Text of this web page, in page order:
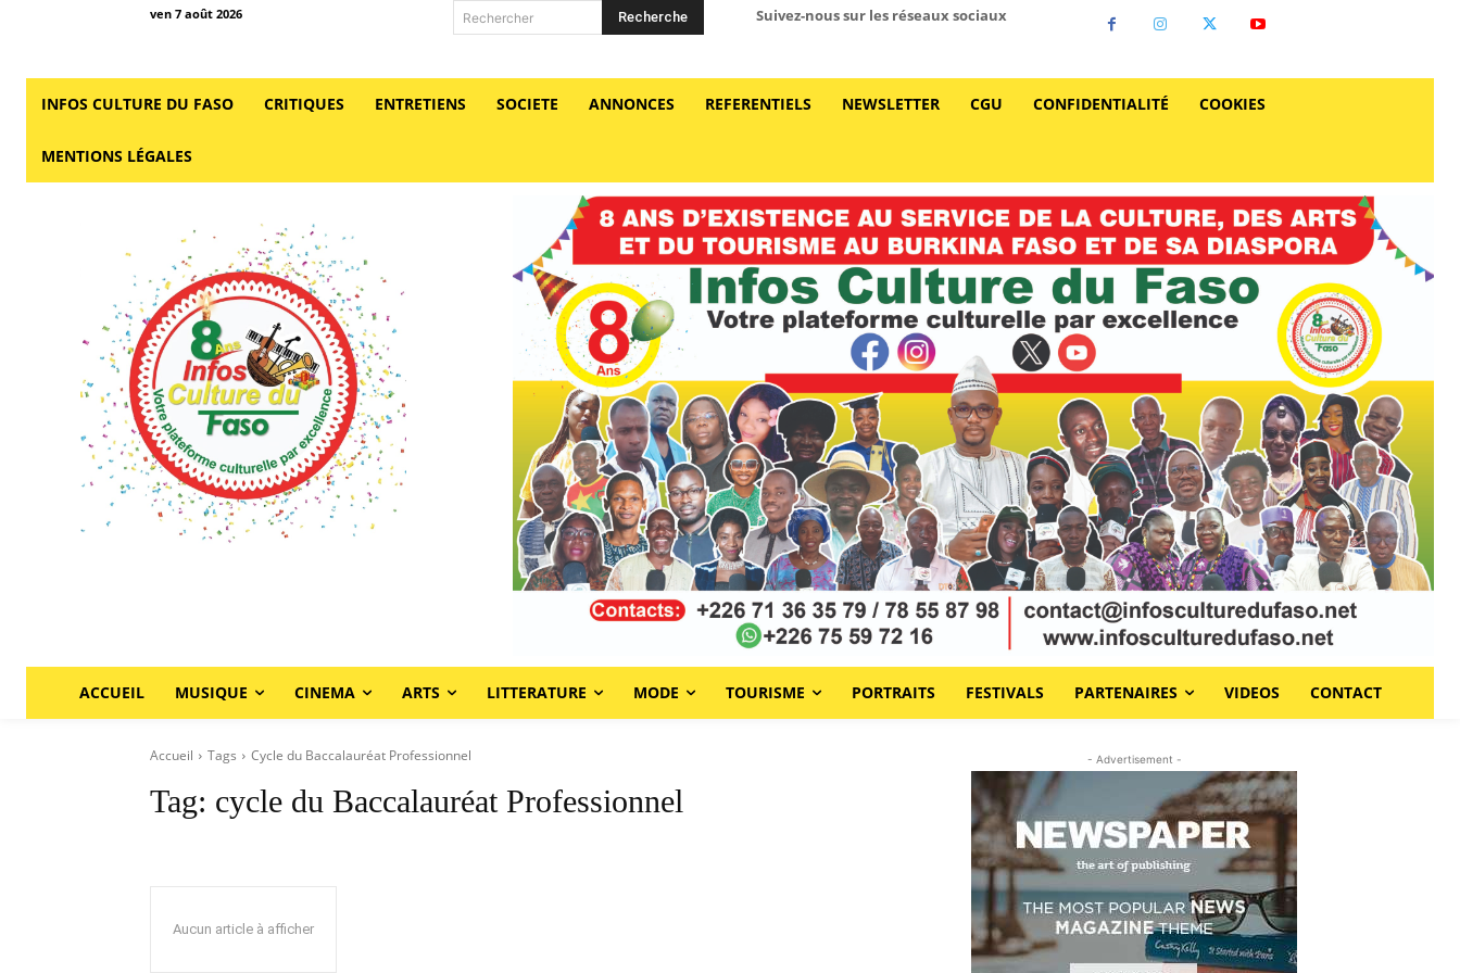
ven 7 août 2026 Rechercher Recherche Suivez-nous sur les réseaux sociaux
INFOS CULTURE DU FASO CRITIQUES ENTRETIENS SOCIETE ANNONCES REFERENTIELS NEWSLETTER CGU CONFIDENTIALITÉ COOKIES
MENTIONS LÉGALES
ACCUEIL MUSIQUE CINEMA ARTS LITTERATURE MODE TOURISME PORTRAITS FESTIVALS PARTENAIRES VIDEOS CONTACT
Accueil Tags Cycle du Baccalauréat Professionnel
Tag: cycle du Baccalauréat Professionnel
Aucun article à afficher
- Advertisement -